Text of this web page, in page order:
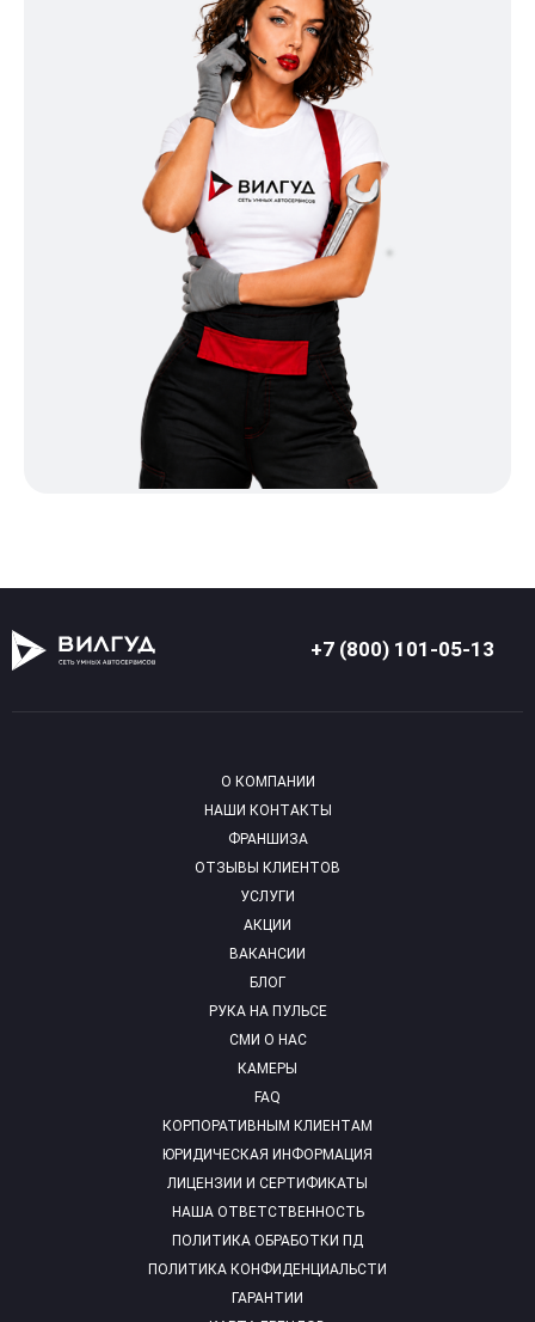
+7 (800) 101-05-13
О КОМПАНИИ
НАШИ КОНТАКТЫ
ФРАНШИЗА
ОТЗЫВЫ КЛИЕНТОВ
УСЛУГИ
АКЦИИ
ВАКАНСИИ
БЛОГ
РУКА НА ПУЛЬСЕ
СМИ О НАС
КАМЕРЫ
FAQ
КОРПОРАТИВНЫМ КЛИЕНТАМ
ЮРИДИЧЕСКАЯ ИНФОРМАЦИЯ
ЛИЦЕНЗИИ И СЕРТИФИКАТЫ
НАША ОТВЕТСТВЕННОСТЬ
ПОЛИТИКА ОБРАБОТКИ ПД
ПОЛИТИКА КОНФИДЕНЦИАЛЬСТИ
ГАРАНТИИ